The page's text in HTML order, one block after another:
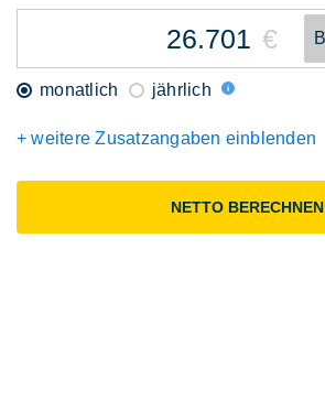
€
monatlich jährlich
+ weitere Zusatzangaben einblenden
NETTO BERECHNEN